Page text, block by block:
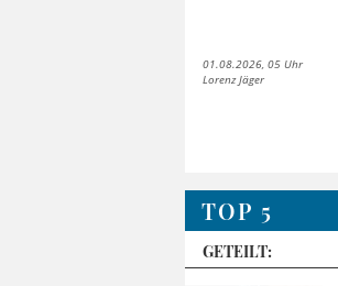
01.08.2026, 05 Uhr
Lorenz Jäger
TOP 5
GETEILT: